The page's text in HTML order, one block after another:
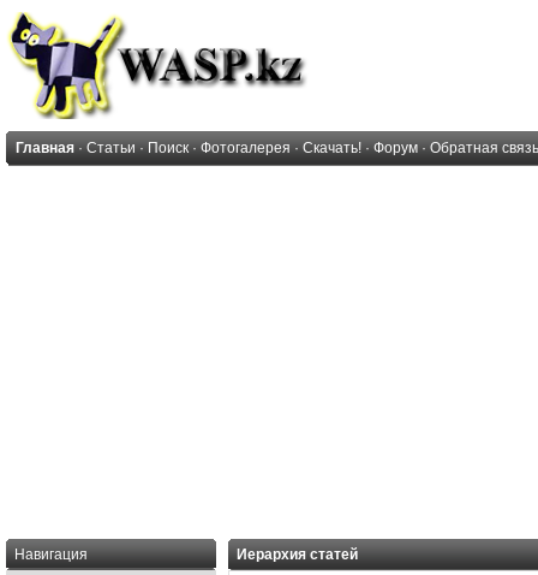
Главная · Статьи · Поиск · Фотогалерея · Скачать! · Форум · Обратная связь
Навигация Иерархия статей